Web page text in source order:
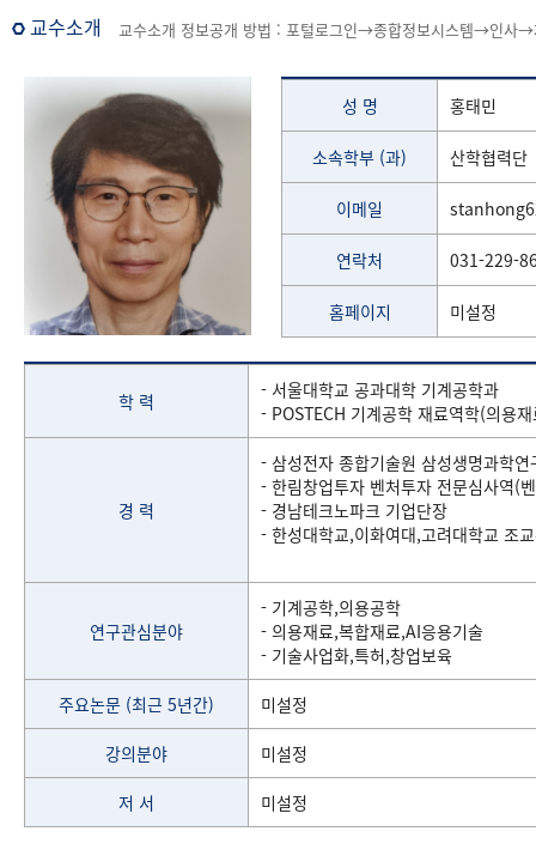
교수소개 교수소개 정보공개 방법 : 포털로그인→종합정보시스템→인사→
성 명 홍태민
소속학부 (과) 산학협력단
이메일
연락처 031-229-
홈페이지 미설정
학 력
- 서울대학교 공과대학 기계공학과
- POSTECH 기계공학 재료역학(의용
경 력
- 삼성전자 종합기술원 삼성생명과학연
- 한림창업투자 벤처투자 전문심사역(
- 경남테크노파크 기업단장
- 한성대학교,이화여대,고려대학교 조
연구관심분야
- 기계공학,의용공학
- 의용재료,복합재료,AI응용기술
- 기술사업화,특허,창업보육
주요논문 (최근 5년간) 미설정
강의분야 미설정
저 서 미설정